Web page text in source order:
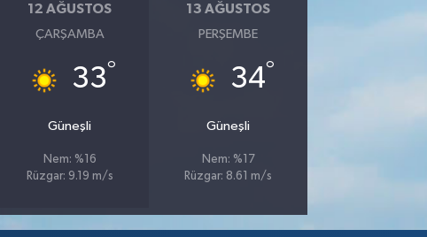
12 AĞUSTOS
ÇARŞAMBA
33°
Güneşli
Nem: %16
Rüzgar: 9.19 m/s
13 AĞUSTOS
PERŞEMBE
34°
Güneşli
Nem: %17
Rüzgar: 8.61 m/s